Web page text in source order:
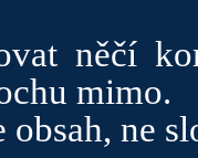
něčí
mimo.
ne